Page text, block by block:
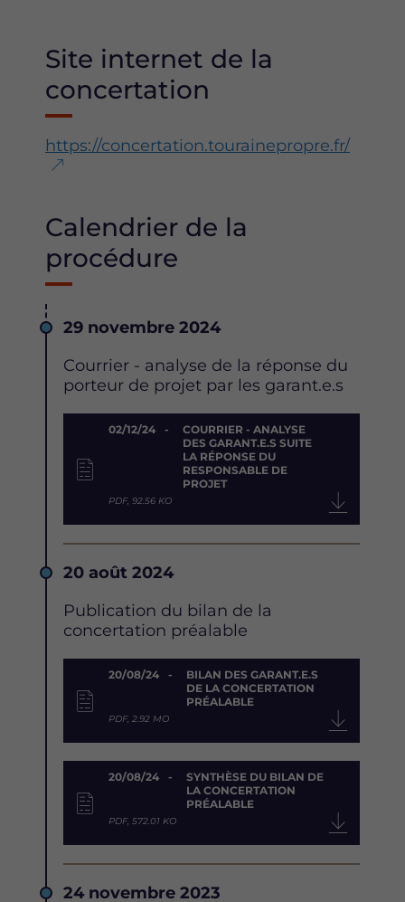
Site internet de la
concertation
https://concertation.tourainepropre.fr/
Calendrier de la
procédure
Date
29 novembre 2024
Description
Courrier - analyse de la réponse du
porteur de projet par les garant.e.s
Document
02/12/24
COURRIER - ANALYSE
DES GARANT.E.S SUITE
LA RÉPONSE DU
RESPONSABLE DE
PROJET
PDF, 92.56 KO
Date
20 août 2024
Description
Publication du bilan de la
concertation préalable
Document
20/08/24
BILAN DES GARANT.E.S
DE LA CONCERTATION
PRÉALABLE
PDF, 2.92 MO
20/08/24
SYNTHÈSE DU BILAN DE
LA CONCERTATION
PRÉALABLE
PDF, 572.01 KO
Date
24 novembre 2023